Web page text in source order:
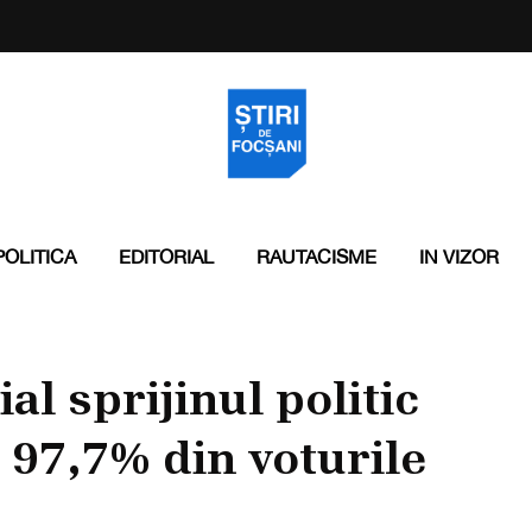
EDITORIAL RAUTACISME IN VIZOR
sprijinul politic
din voturile